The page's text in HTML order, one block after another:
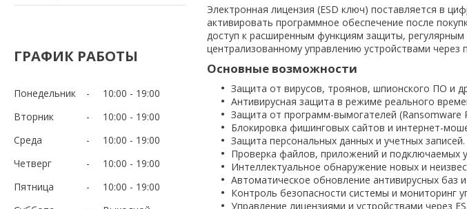
ГРАФИК РАБОТЫ
Понедельник 10:00
19:00
Вторник
10:00
19:00
Среда
10:00
19:00
Четверг
10:00
19:00
Пятница
10:00
19:00
Электронная лицензия (ESD ключ) поставляется в
активировать программное обеспечение после
доступ к расширенным функциям защиты,
централизованному управлению устройствами через
Основные возможности
Защита от вирусов, троянов, шпионского ПО и
Антивирусная защита в режиме реального
Защита от программ-вымогателей (Ransomware
Блокировка фишинговых сайтов и интернет-
Защита персональных данных и учетных записей.
Проверка файлов, приложений и подключаемых
Интеллектуальное обнаружение новых и
Автоматическое обновление антивирусных баз
Контроль безопасности системы и мониторинг
Управление лицензиями и устройствами через